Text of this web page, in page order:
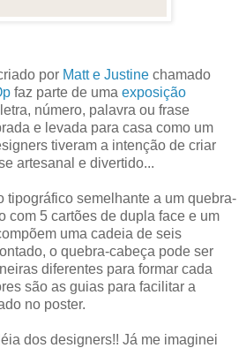
por Matt e Justine chamado
faz parte de uma exposição
número, palavra ou frase
e levada para casa como um
tiveram a intenção de criar
artesanal e divertido...
tipográfico semelhante a um quebra-
com 5 cartões de dupla face e um
uma cadeia de seis
o quebra-cabeça pode ser
diferentes para formar cada
são as guias para facilitar a
no poster.
dos designers!! Já me imaginei